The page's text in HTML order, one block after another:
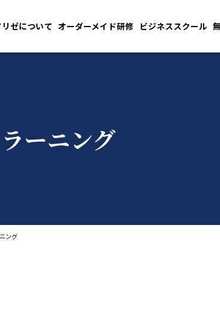
リゼについて オーダーメイド研修 ビジネススクール
ーニング
ング